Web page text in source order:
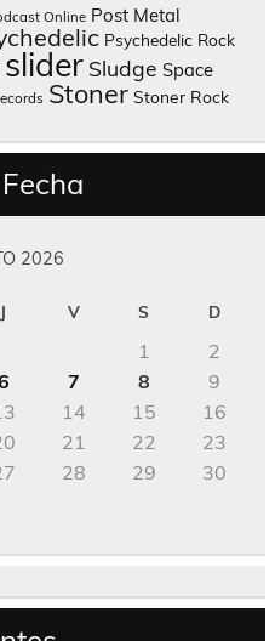
Online Post Metal
Psychedelic Rock
slider Sludge Space
Stoner Stoner Rock
2026
J V S D
1
2
7 8
9
14 15
16
21 22
23
28 29
30